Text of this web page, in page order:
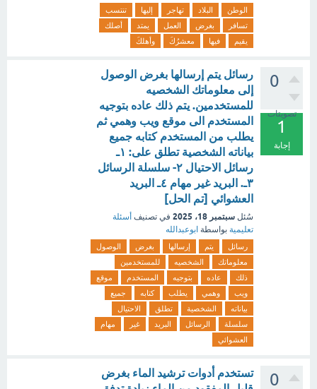
الوطن البلاد تهاجر إليها
تنتسب
تسافر
بغرض العمل يمتد
أصلك
يقيم
فيها معشرُكَ وأهلكَ
0
تصويتات
1
إجابة
رسائل يتم إرسالها بغرض الوصول
إلى معلوماتك الشخصيه
للمستخدمين. يتم ذلك عاده بتوجيه
المستخدم الى موقع ويب وهمي ثم
يطلب من المستخدم كتابه جميع
بياناته الشخصية تطلق على: ١ـ
رسائل الاحتيال ٢- سلسلة الرسائل
٣ـ. البريد غير مهام ٤ـ البريد
العشوائي [تم الحل]
سُئل سبتمبر 18، 2025 في تصنيف أسئلة
تعليمية بواسطة ابوعبدالله
رسائل يتم إرسالها بغرض
الوصول
معلوماتك
الشخصيه
للمستخدمين
ذلك
عاده بتوجيه المستخدم
موقع
ويب
وهمي يطلب كتابه
جميع
بياناته
الشخصية تطلق
الاحتيال
سلسلة
الرسائل البريد غير
مهام
العشوائي
0
تستخدم أدوات ترشيد الماء بغرض